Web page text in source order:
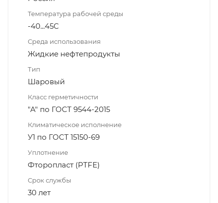
Температура рабочей среды
-40...45С
Среда использования
Жидкие нефтепродукты
Тип
Шаровый
Класс герметичности
"А" по ГОСТ 9544-2015
Климатическое исполнение
У1 по ГОСТ 15150-69
Уплотнение
Фторопласт (PTFE)
Срок службы
30 лет